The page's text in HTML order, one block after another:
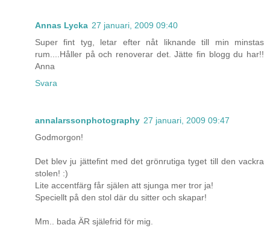
Annas Lycka 27 januari, 2009 09:40
Super fint tyg, letar efter nåt liknande till min minstas
rum....Håller på och renoverar det. Jätte fin blogg du har!!
Anna
Svara
annalarssonphotography 27 januari, 2009 09:47
Godmorgon!
Det blev ju jättefint med det grönrutiga tyget till den vackra
stolen! :)
Lite accentfärg får själen att sjunga mer tror ja!
Speciellt på den stol där du sitter och skapar!
Mm.. bada ÄR själefrid för mig.